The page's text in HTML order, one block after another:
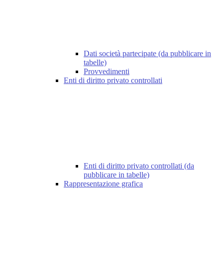
Dati società partecipate (da pubblicare in
tabelle)
Provvedimenti
Enti di diritto privato controllati
Enti di diritto privato controllati (da
pubblicare in tabelle)
Rappresentazione grafica